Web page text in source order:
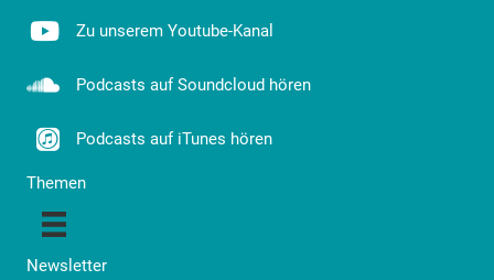
Zu unserem Youtube-Kanal
Podcasts auf Soundcloud hören
Podcasts auf iTunes hören
Themen
Newsletter